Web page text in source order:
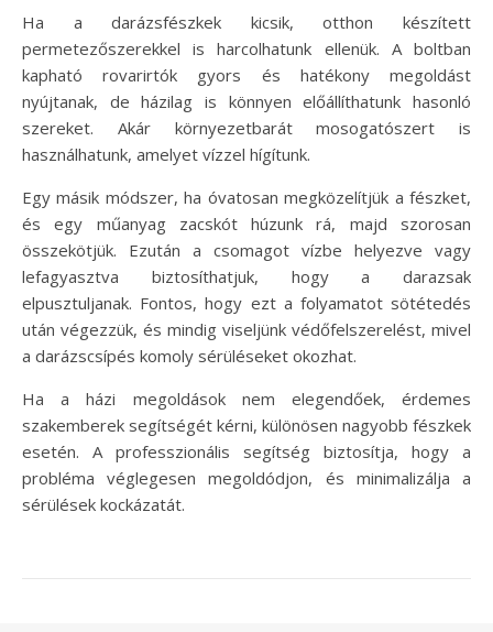
Ha a darázsfészkek kicsik, otthon készített
permetezőszerekkel is harcolhatunk ellenük. A boltban
kapható rovarirtók gyors és hatékony megoldást
nyújtanak, de házilag is könnyen előállíthatunk hasonló
szereket. Akár környezetbarát mosogatószert is
használhatunk, amelyet vízzel hígítunk.
Egy másik módszer, ha óvatosan megközelítjük a fészket,
és egy műanyag zacskót húzunk rá, majd szorosan
összekötjük. Ezután a csomagot vízbe helyezve vagy
lefagyasztva biztosíthatjuk, hogy a darazsak
elpusztuljanak. Fontos, hogy ezt a folyamatot sötétedés
után végezzük, és mindig viseljünk védőfelszerelést, mivel
a darázscsípés komoly sérüléseket okozhat.
Ha a házi megoldások nem elegendőek, érdemes
szakemberek segítségét kérni, különösen nagyobb fészkek
esetén. A professzionális segítség biztosítja, hogy a
probléma véglegesen megoldódjon, és minimalizálja a
sérülések kockázatát.